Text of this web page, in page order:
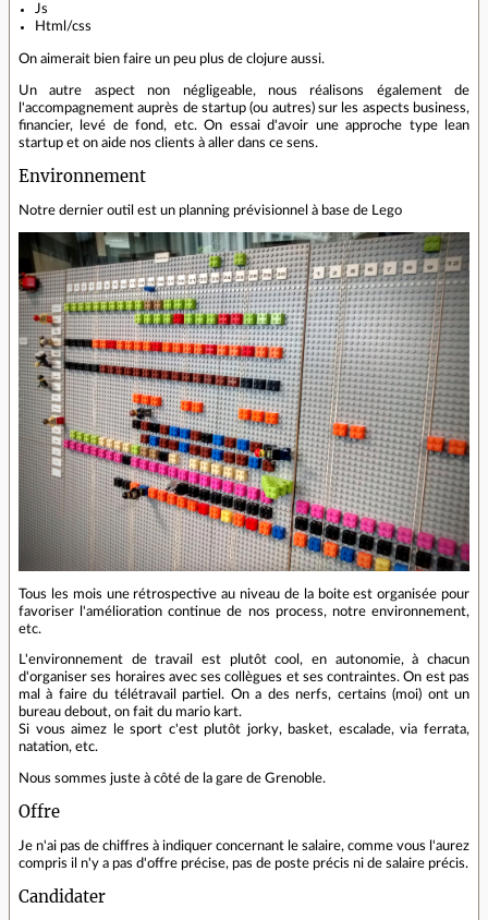
Js
Html/css
On aimerait bien faire un peu plus de clojure aussi.
Un autre aspect non négligeable, nous réalisons également de
l'accompagnement auprès de startup (ou autres) sur les aspects business,
financier, levé de fond, etc. On essai d'avoir une approche type lean
startup et on aide nos clients à aller dans ce sens.
Environnement
Notre dernier outil est un planning prévisionnel à base de Lego
Tous les mois une rétrospective au niveau de la boite est organisée pour
favoriser l'amélioration continue de nos process, notre environnement,
etc.
L'environnement de travail est plutôt cool, en autonomie, à chacun
d'organiser ses horaires avec ses collègues et ses contraintes. On est pas
mal à faire du télétravail partiel. On a des nerfs, certains (moi) ont un
bureau debout, on fait du mario kart.
Si vous aimez le sport c'est plutôt jorky, basket, escalade, via ferrata,
natation, etc.
Nous sommes juste à côté de la gare de Grenoble.
Offre
Je n'ai pas de chiffres à indiquer concernant le salaire, comme vous l'aurez
compris il n'y a pas d'offre précise, pas de poste précis ni de salaire précis.
Candidater